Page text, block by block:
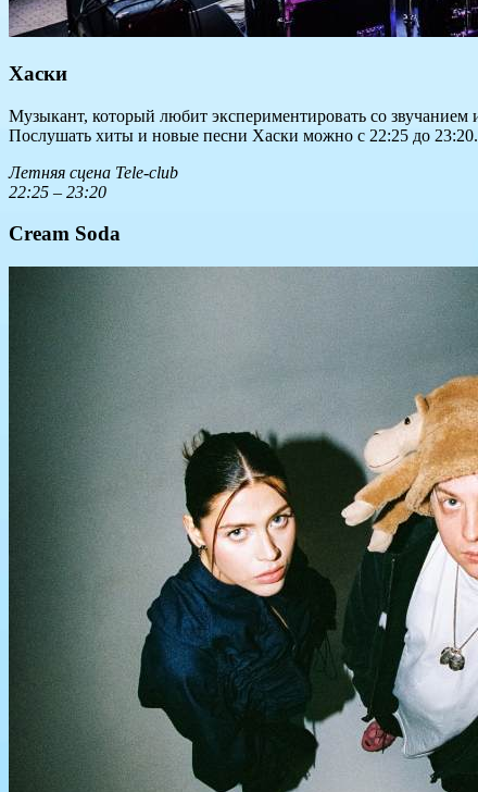
Хаски
Музыкант, который любит экспериментировать со звучанием
Послушать хиты и новые песни Хаски можно с 22:25 до 23:20.
Летняя сцена Tele-club
22:25 – 23:20
Cream Soda